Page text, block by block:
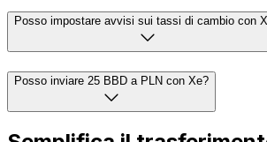
Posso impostare avvisi sui tassi di cambio con
Posso inviare 25 BBD a PLN con Xe?